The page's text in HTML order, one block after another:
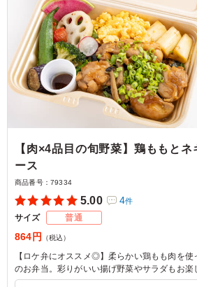
【肉×4品目の旬野菜】鶏ももとネ
ース
商品番号： 79334
5.00 4件
サイズ 普通
864円 （税込）
【ロケ弁にオススメ◎】柔らかい鶏もも肉を
のお弁当。彩りがいい揚げ野菜やサラダもお
のランチ弁当です。